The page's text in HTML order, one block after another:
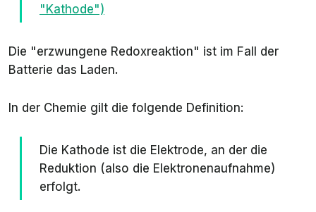
"Kathode")
Die "erzwungene Redoxreaktion" ist im Fall der
Batterie das Laden.
In der Chemie gilt die folgende Definition:
Die Kathode ist die Elektrode, an der die
Reduktion (also die Elektronenaufnahme)
erfolgt.